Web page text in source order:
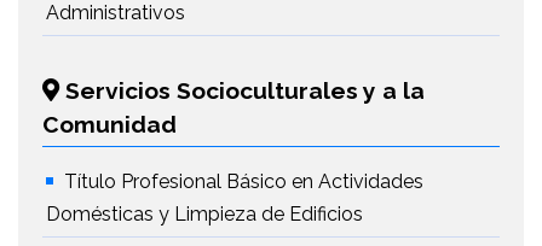
Administrativos
Servicios Socioculturales y a la
Comunidad
Título Profesional Básico en Actividades
Domésticas y Limpieza de Edificios